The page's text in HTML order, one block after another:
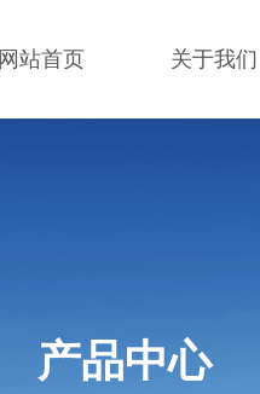
网站首页 关于我们
产品中心